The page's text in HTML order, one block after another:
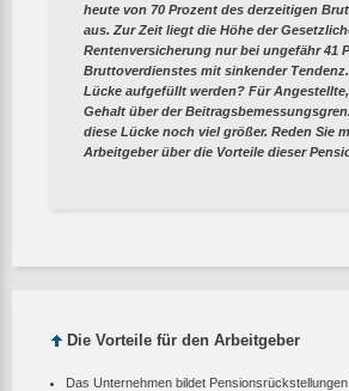
heute von 70 Prozent des derzeitigen
aus. Zur Zeit liegt die Höhe der
Rentenversicherung nur bei ungefähr 41
Bruttoverdienstes mit sinkender
Lücke aufgefüllt werden? Für
Gehalt über der
diese Lücke noch viel größer. Reden Sie
Arbeitgeber über die Vorteile dieser
Die Vorteile für den Arbeitgeber
Das Unternehmen bildet